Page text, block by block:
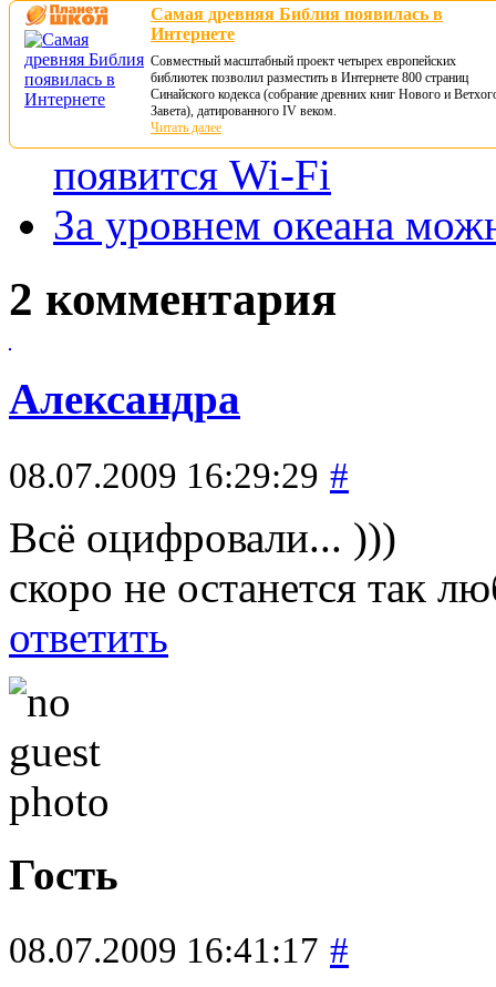
Самая древняя Библия появилась в
Интернете
Совместный масштабный проект четырех европейских
библиотек позволил разместить в Интернете 800 страниц
Синайского кодекса (собрание древних книг Нового и
Завета), датированного IV веком.
Читать далее
появится Wi-Fi
За уровнем океана
2 комментария
Александра
08.07.2009 16:29:29 #
Всё оцифровали... )))
скоро не останется так
ответить
Гость
08.07.2009 16:41:17 #